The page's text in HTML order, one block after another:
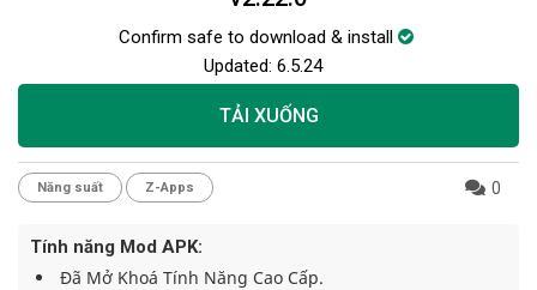
Confirm safe to download & install
Updated: 6.5.24
TẢI XUỐNG
Năng suất Z-Apps 0
Tính năng Mod APK:
Đã Mở Khoá Tính Năng Cao Cấp.